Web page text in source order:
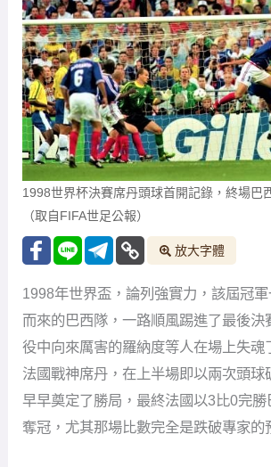
1998世界杯決賽席丹頭球首開記錄，終場巴
（取自FIFA世足公報）
放大字體
1998年世界盃，論列強實力，該屆冠
而來的巴西隊，一路順風踢進了最後決
役中向來厲害的羅納度等人在場上失魂
法國戰神席丹，在上半場即以兩次頭球
早早奠定了勝局，最終法國以3比0完勝
奪冠，尤其那場比數完全是跌破專家的